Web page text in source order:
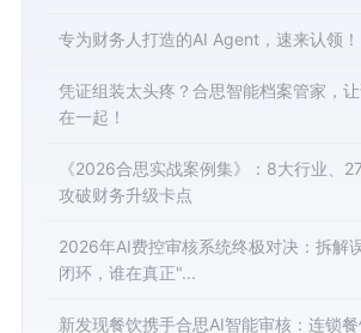
专为财务人打造的AI Agent，速来认领！
凭证组装太头疼？合思智能档案管家，让
在一起！
《2026合思实战案例集》：8大行业、
攻破财务升级卡点
2026年AI费控审核系统终极对决：拆解
闭环，谁在真正"...
新发现餐饮携手合思AI智能审核：连锁